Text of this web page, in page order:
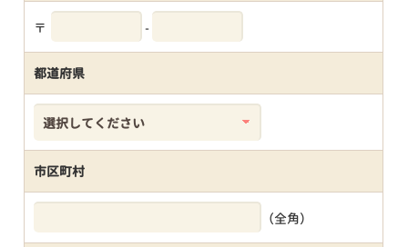
〒 -
都道府県
市区町村
（全角）